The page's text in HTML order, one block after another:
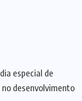
especial de
desenvolvimento